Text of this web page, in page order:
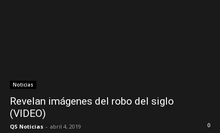
Noticias
Revelan imágenes del robo del siglo
(VIDEO)
QS Noticias - abril 4, 2019 0